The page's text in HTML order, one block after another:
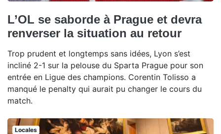
L’OL se saborde à Prague et devra
renverser la situation au retour
Trop prudent et longtemps sans idées, Lyon s’est
incliné 2-1 sur la pelouse du Sparta Prague pour son
entrée en Ligue des champions. Corentin Tolisso a
manqué le penalty qui aurait pu changer le cours du
match.
Locales